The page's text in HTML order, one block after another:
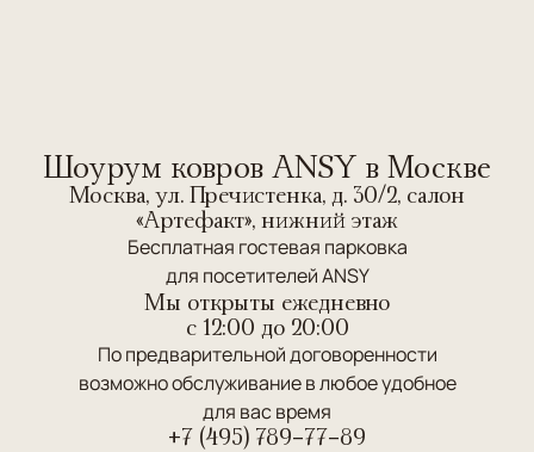
Шоурум ковров ANSY в Москве
Москва, ул. Пречистенка, д. 30/2, салон
«Артефакт», нижний этаж
Бесплатная гостевая парковка
для посетителей ANSY
Мы открыты ежедневно
c 12:00 до 20:00
По предварительной договоренности
возможно обслуживание в любое удобное
для вас время
+7 (495) 789-77-89